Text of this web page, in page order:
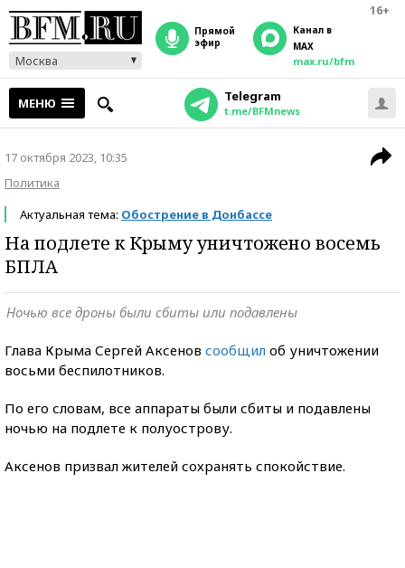
16+
Москва
прямой
эфир
Канал в
MAX
max.ru/bfm
МЕНЮ Telegram
t.me/BFMnews
17 октября 2023, 10:35
Политика
Актуальная тема: Обострение в Донбассе
На подлете к Крыму уничтожено восемь
БПЛА
Ночью все дроны были сбиты или подавлены
Глава Крыма Сергей Аксенов сообщил об уничтожении
восьми беспилотников.
По его словам, все аппараты были сбиты и подавлены
ночью на подлете к полуострову.
Аксенов призвал жителей сохранять спокойствие.